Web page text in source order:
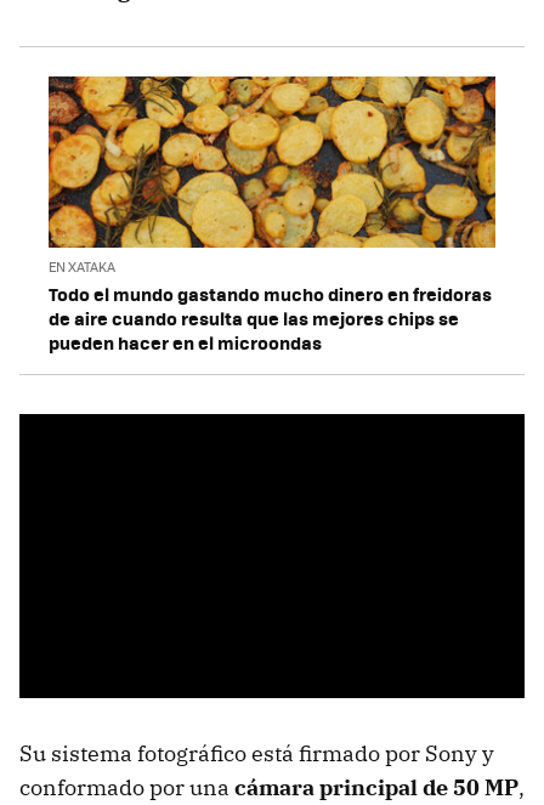
EN XATAKA
Todo el mundo gastando mucho dinero en freidoras
de aire cuando resulta que las mejores chips se
pueden hacer en el microondas
Su sistema fotográfico está firmado por Sony y
conformado por una cámara principal de 50 MP,